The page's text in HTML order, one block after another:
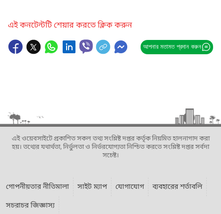
এই কনটেন্টটি শেয়ার করতে ক্লিক করুন
আপনার মতামত প্রদান করুন
এই ওয়েবসাইটে প্রকাশিত সকল তথ্য সংশ্লিষ্ট দপ্তর কর্তৃক নিয়মিত হালনাগাদ করা
হয়। তথ্যের যথার্থতা, নির্ভুলতা ও নির্ভরযোগ্যতা নিশ্চিত করতে সংশ্লিষ্ট দপ্তর সর্বদা
সচেষ্ট।
গোপনীয়তার নীতিমালা সাইট ম্যাপ যোগাযোগ
ব্যবহারের শর্তাবলি
সচরাচর জিজ্ঞাস্য